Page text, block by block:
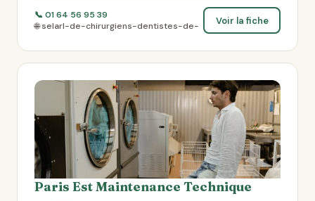
📞 01 64 56 95 39
🌐 selarl-de-chirurgiens-dentistes-de-
Voir la fiche
Paris Est Maintenance Technique